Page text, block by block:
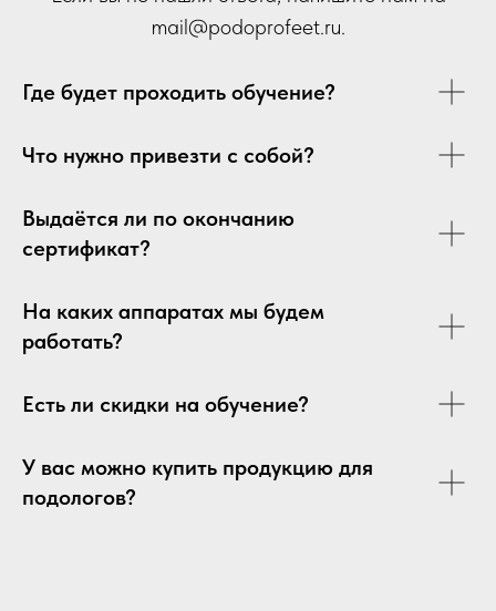
mail@podoprofeet.ru.
Где будет проходить обучение?
Что нужно привезти с собой?
Выдаётся ли по окончанию
сертификат?
На каких аппаратах мы будем
работать?
Есть ли скидки на обучение?
У вас можно купить продукцию для
подологов?